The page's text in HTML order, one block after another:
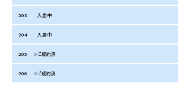
203 入居中
204 入居中
205 ※ご成約済
206 ※ご成約済